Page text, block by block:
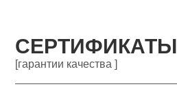
СЕРТИФИКАТЫ
[гарантии качества ]